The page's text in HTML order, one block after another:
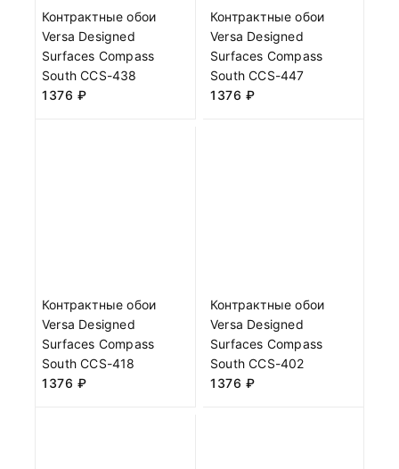
Контрактные обои
Versa Designed
Surfaces Compass
South CCS-438
1376 ₽
Контрактные обои
Versa Designed
Surfaces Compass
South CCS-447
1376 ₽
Контрактные обои
Versa Designed
Surfaces Compass
South CCS-418
1376 ₽
Контрактные обои
Versa Designed
Surfaces Compass
South CCS-402
1376 ₽